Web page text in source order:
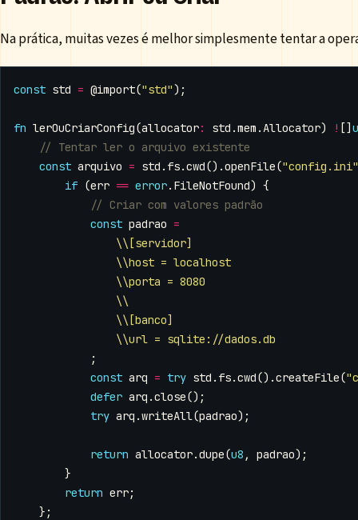
Na prática, muitas vezes é melhor simplesmente tentar a
const std = @import("std");
fn lerOuCriarConfig(allocator: std .mem .Allocator) ! []
const arquivo = std . fs.cwd().openFile("config.ini"
if (err == error. FileNotFound) {
const padrao =
\\[servidor]
\\host = localhost
\\porta = 8080
\\
\\[banco]
\\url = sqlite://dados.db
;
const arq = try std . fs.cwd().createFile(
defer arq .close();
try arq .writeAll(padrao);
return allocator.dupe(u8 , padrao);
}
return err;
};